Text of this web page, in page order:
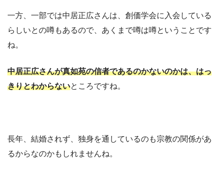
一方、一部では中居正広さんは、創価学会に入会している
らしいとの噂もあるので、あくまで噂は噂ということです
ね。
中居正広さんが真如苑の信者であるのかないのかは、はっ
きりとわからないところですね。
長年、結婚されず、独身を通しているのも宗教の関係があ
るからなのかもしれませんね。